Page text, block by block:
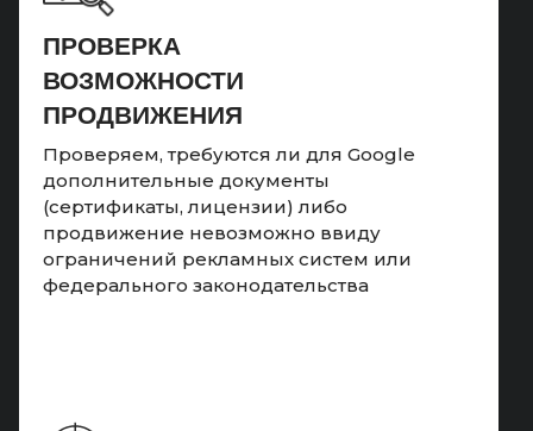
ПРОВЕРКА
ВОЗМОЖНОСТИ
ПРОДВИЖЕНИЯ
Проверяем, требуются ли для Google
дополнительные документы
(сертификаты, лицензии) либо
продвижение невозможно ввиду
ограничений рекламных систем или
федерального законодательства